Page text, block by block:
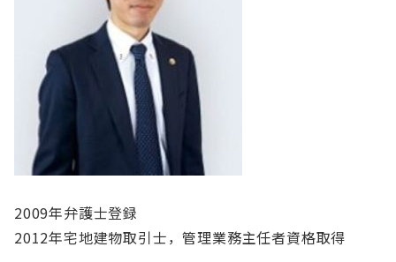
2009年弁護士登録
2012年宅地建物取引士，管理業務主任者資格取得